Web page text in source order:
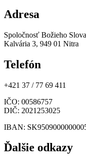
Adresa
Spoločnosť Božieho Slova
Kalvária 3, 949 01 Nitra
Telefón
+421 37 / 77 69 411
IČO: 00586757
DIČ: 2021253025
IBAN:
Ďalšie odkazy